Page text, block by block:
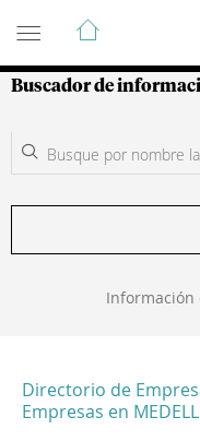
Guía de
Buscador de
Información
Directorio de
Empresas en